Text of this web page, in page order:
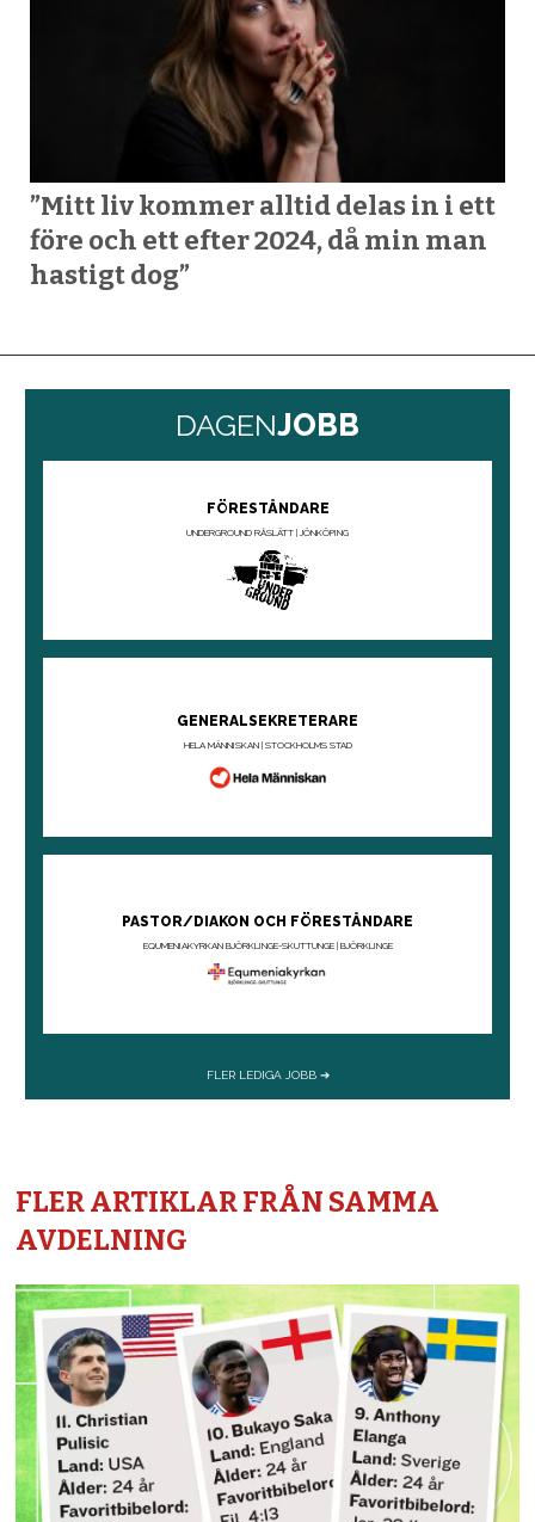
Merete Økland Espedal
Aina Økland Schøld
David André Østby
Egil Svartdahl (programvärd)
FRÅN USA:
Kris Karlsson
Evie Tornquist Karlsson
Solveig Leithaug
Jimmy Yeary & Scotty Inman
Jonathan Alfredsson
(kapellmästare)
Tobias Grenholm (bas)
Andreas Öjebrandt (trummor)
SERVICECREW
”Mitt liv kommer alltid delas in i ett
före och ett efter 2024, då min man
hastigt dog”
FLER ARTIKLAR FRÅN SAMMA
AVDELNING